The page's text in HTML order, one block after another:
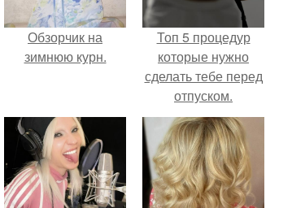
Обзорчик на
зимнюю курн.
Топ 5 процедур
которые нужно
сделать тебе перед
отпуском.